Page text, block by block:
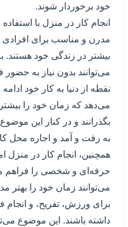
خود برخوردار شوند.
انجام کار در منزل با
مدرن و مناسب برای
بیشتر در زندگی خود هستند.
می‌توانند بدون نیاز به حضور
نقطه از دنیا به کار خود
می‌دهد که زمان خود را
بگذرانند و در کنار این
به رفت و آمد و اجاره محل
همچنین، انجام کار در منزل
حرفه‌ای و شخصی را فراهم
می‌توانند زمان خود را بهتر
برای ورزش، تفریح، و انجام
داشته باشند. این موضوع